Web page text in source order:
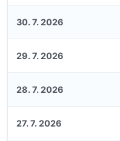
30. 7. 2026
29. 7. 2026
28. 7. 2026
27. 7. 2026